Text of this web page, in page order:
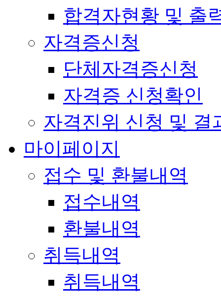
합격자현황 및 출
자격증신청
단체자격증신청
자격증 신청확인
자격진위 신청 및 결
마이페이지
접수 및 환불내역
접수내역
환불내역
취득내역
취득내역